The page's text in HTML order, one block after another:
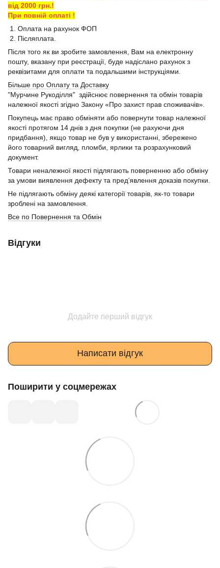
від 2000 грн.!
При повній оплаті !
1. Оплата на рахунок ФОП
2. Післяплата.
Після того як ви зробите замовлення, Вам на електронну
пошту, вказану при реєстрації, буде надіслано рахунок з
реквізитами для оплати та подальшими інструкціями.
Більше про Оплату та Доставку
"Мурчине Рукоділля" здійснює повернення та обмін товарів
належної якості згідно Закону «Про захист прав споживачів».
Покупець має право обміняти або повернути товар належної
якості протягом 14 днів з дня покупки (не рахуючи дня
придбання), якщо товар не був у використанні, збережено
його товарний вигляд, пломби, ярлики та розрахунковий
документ.
Товари неналежної якості підлягають поверненню або обміну
за умови виявлення дефекту та пред’явлення доказів покупки.
Не підлягають обміну деякі категорії товарів, як-то товари
зроблені на замовлення.
Все по Повернення та Обмін
Відгуки
Додайте перший відгук
Написати відгук
Поширити у соцмережах